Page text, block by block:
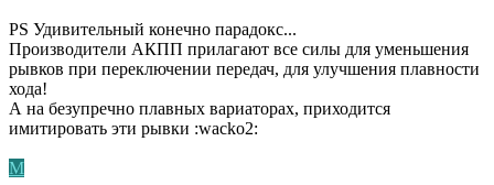
PS Удивительный конечно парадокс...
Производители АКПП прилагают все силы для уменьшения
рывков при переключении передач, для улучшения плавности
хода!
А на безупречно плавных вариаторах, приходится
имитировать эти рывки :wacko2:
M